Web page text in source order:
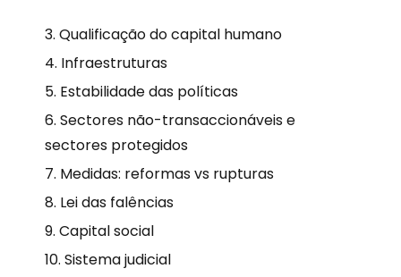
Qualificação do capital humano
Infraestruturas
Estabilidade das políticas
Sectores não-transaccionáveis e
sectores protegidos
Medidas: reformas vs rupturas
Lei das falências
Capital social
Sistema judicial